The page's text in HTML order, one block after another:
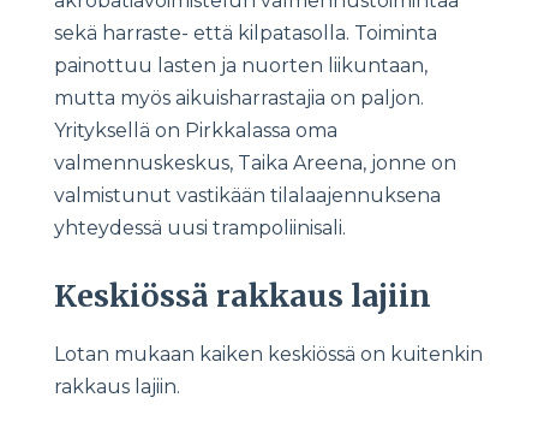
sekä harraste- että kilpatasolla. Toiminta
painottuu lasten ja nuorten liikuntaan,
mutta myös aikuisharrastajia on paljon.
Yrityksellä on Pirkkalassa oma
valmennuskeskus, Taika Areena, jonne on
valmistunut vastikään tilalaajennuksena
yhteydessä uusi trampoliinisali.
Keskiössä rakkaus lajiin
Lotan mukaan kaiken keskiössä on kuitenkin
rakkaus lajiin.